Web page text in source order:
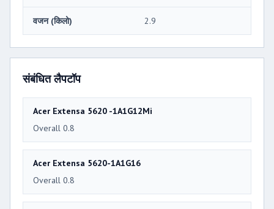
वजन (किलो) 2.9
संबंधित लैपटॉप
Acer Extensa 5620 -1A1G12Mi
Overall 0.8
Acer Extensa 5620-1A1G16
Overall 0.8